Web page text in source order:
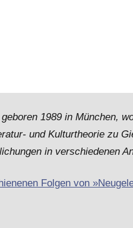
1989 in München,
und Kulturtheorie zu
in verschiedenen
Folgen von